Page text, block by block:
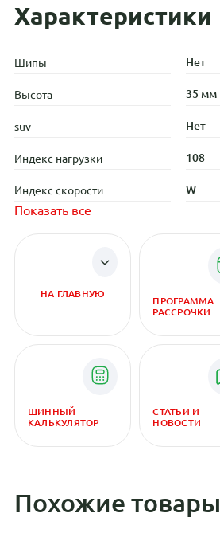
Характеристики
Шипы Нет
Высота 35 мм
suv Нет
Индекс нагрузки 108
Индекс скорости W
Показать все
НА ГЛАВНУЮ
ПРОГРАММА
РАССРОЧКИ
ШИННЫЙ
КАЛЬКУЛЯТОР
СТАТЬИ И
НОВОСТИ
Похожие товары